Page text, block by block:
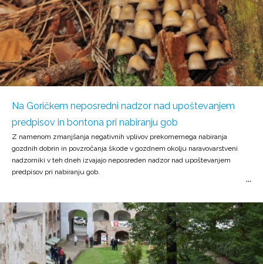
Na Goričkem neposredni nadzor nad upoštevanjem
predpisov in bontona pri nabiranju gob
Z namenom zmanjšanja negativnih vplivov prekomernega nabiranja
gozdnih dobrin in povzročanja škode v gozdnem okolju naravovarstveni
nadzorniki v teh dneh izvajajo neposreden nadzor nad upoštevanjem
predpisov pri nabiranju gob.